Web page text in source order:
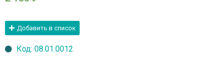
Добавить в список
Код: 08.01.0012